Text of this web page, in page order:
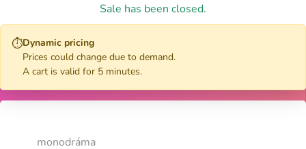
Sale has been closed.
⏱Dynamic pricing
Prices could change due to demand.
A cart is valid for 5 minutes.
monodráma